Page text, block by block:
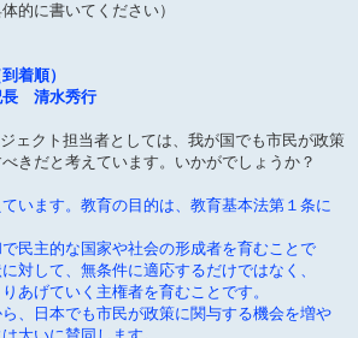
に書いてください）
着順）
清水秀行
ェクト担当者としては、我が国でも市民が政策
きだと考えています。いかがでしょうか？
います。教育の目的は、教育基本法第１条に
主的な国家や社会の形成者を育むことで
対して、無条件に適応するだけではなく、
げていく主権者を育むことです。
日本でも市民が政策に関与する機会を増や